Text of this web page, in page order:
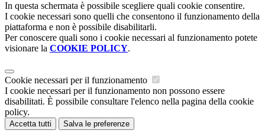
In questa schermata è possibile scegliere quali cookie consentire.
I cookie necessari sono quelli che consentono il funzionamento della
piattaforma e non è possibile disabilitarli.
Per conoscere quali sono i cookie necessari al funzionamento potete
visionare la COOKIE POLICY.
Cookie necessari per il funzionamento
I cookie necessari per il funzionamento non possono essere
disabilitati. È possibile consultare l'elenco nella pagina della cookie
policy.
Accetta tutti Salva le preferenze